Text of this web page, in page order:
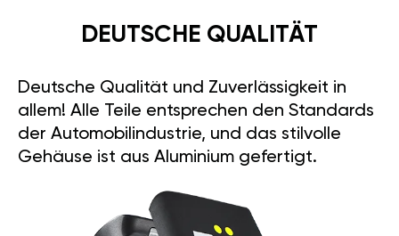
DEUTSCHE QUALITÄT
Deutsche Qualität und Zuverlässigkeit in
allem! Alle Teile entsprechen den Standards
der Automobilindustrie, und das stilvolle
Gehäuse ist aus Aluminium gefertigt.